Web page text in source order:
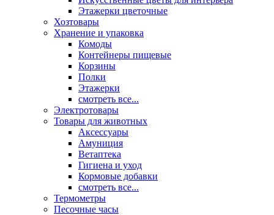
Этажерки цветочные
Хозтовары
Хранение и упаковка
Комоды
Контейнеры пищевые
Корзины
Полки
Этажерки
смотреть все...
Электротовары
Товары для животных
Аксессуары
Амуниция
Ветаптека
Гигиена и уход
Кормовые добавки
смотреть все...
Термометры
Песочные часы